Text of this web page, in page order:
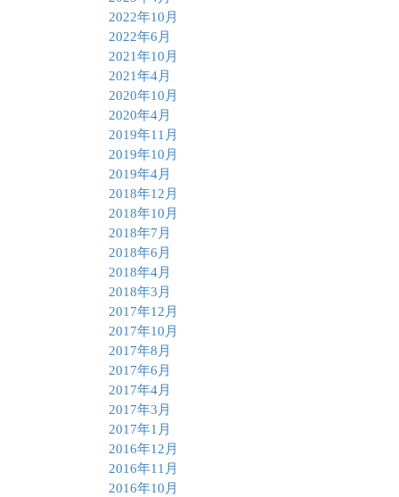
2022年10月
2022年6月
2021年10月
2021年4月
2020年10月
2020年4月
2019年11月
2019年10月
2019年4月
2018年12月
2018年10月
2018年7月
2018年6月
2018年4月
2018年3月
2017年12月
2017年10月
2017年8月
2017年6月
2017年4月
2017年3月
2017年1月
2016年12月
2016年11月
2016年10月